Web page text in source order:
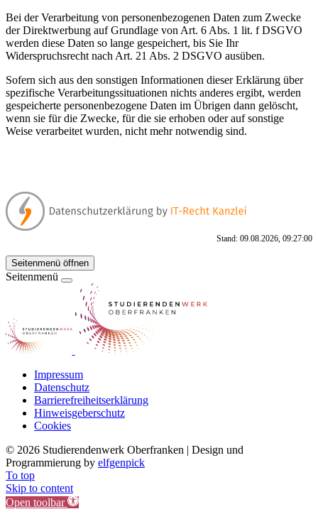
Bei der Verarbeitung von personenbezogenen Daten zum Zwecke
der Direktwerbung auf Grundlage von Art. 6 Abs. 1 lit. f DSGVO
werden diese Daten so lange gespeichert, bis Sie Ihr
Widerspruchsrecht nach Art. 21 Abs. 2 DSGVO ausüben.
Sofern sich aus den sonstigen Informationen dieser Erklärung über
spezifische Verarbeitungssituationen nichts anderes ergibt, werden
gespeicherte personenbezogene Daten im Übrigen dann gelöscht,
wenn sie für die Zwecke, für die sie erhoben oder auf sonstige
Weise verarbeitet wurden, nicht mehr notwendig sind.
Stand: 09.08.2026, 09:27:00
Seitenmenü öffnen
Seitenmenü
Impressum
Datenschutz
Barrierefreiheitserklärung
Hinweisgeberschutz
Cookies
© 2026 Studierendenwerk Oberfranken | Design und
Programmierung by elfgenpick
To top
Skip to content
Open toolbar